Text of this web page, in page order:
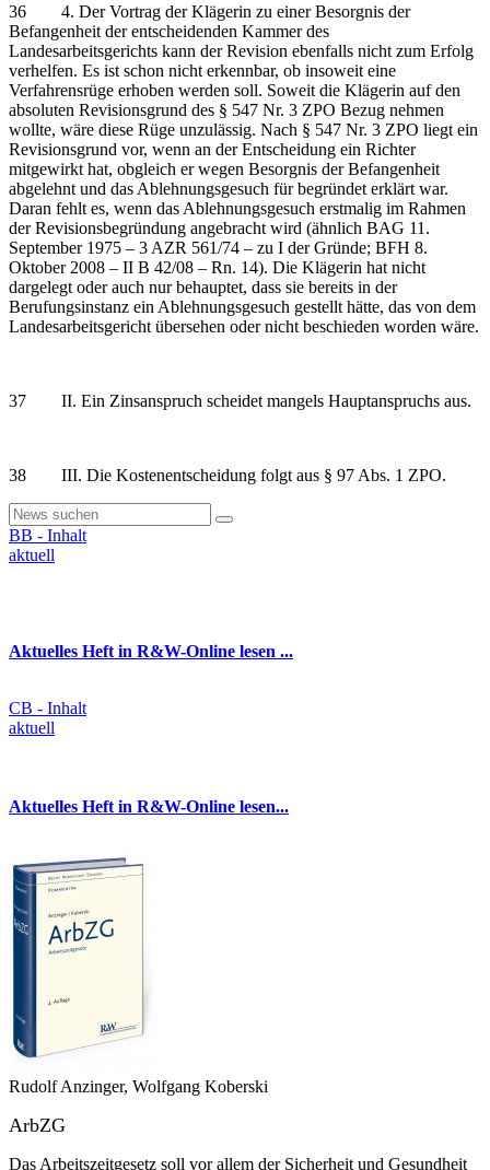
36 4. Der Vortrag der Klägerin zu einer Besorgnis der
Befangenheit der entscheidenden Kammer des
Landesarbeitsgerichts kann der Revision ebenfalls nicht zum Erfolg
verhelfen. Es ist schon nicht erkennbar, ob insoweit eine
Verfahrensrüge erhoben werden soll. Soweit die Klägerin auf den
absoluten Revisionsgrund des § 547 Nr. 3 ZPO Bezug nehmen
wollte, wäre diese Rüge unzulässig. Nach § 547 Nr. 3 ZPO liegt ein
Revisionsgrund vor, wenn an der Entscheidung ein Richter
mitgewirkt hat, obgleich er wegen Besorgnis der Befangenheit
abgelehnt und das Ablehnungsgesuch für begründet erklärt war.
Daran fehlt es, wenn das Ablehnungsgesuch erstmalig im Rahmen
der Revisionsbegründung angebracht wird (ähnlich BAG 11.
September 1975 – 3 AZR 561/74 – zu I der Gründe; BFH 8.
Oktober 2008 – II B 42/08 – Rn. 14). Die Klägerin hat nicht
dargelegt oder auch nur behauptet, dass sie bereits in der
Berufungsinstanz ein Ablehnungsgesuch gestellt hätte, das von dem
Landesarbeitsgericht übersehen oder nicht beschieden worden wäre.
37 II. Ein Zinsanspruch scheidet mangels Hauptanspruchs aus.
38 III. Die Kostenentscheidung folgt aus § 97 Abs. 1 ZPO.
BB - Inhalt
aktuell
Aktuelles Heft in R&W-Online lesen ...
CB - Inhalt
aktuell
Aktuelles Heft in R&W-Online lesen...
Rudolf Anzinger, Wolfgang Koberski
ArbZG
Das Arbeitszeitgesetz soll vor allem der Sicherheit und Gesundheit